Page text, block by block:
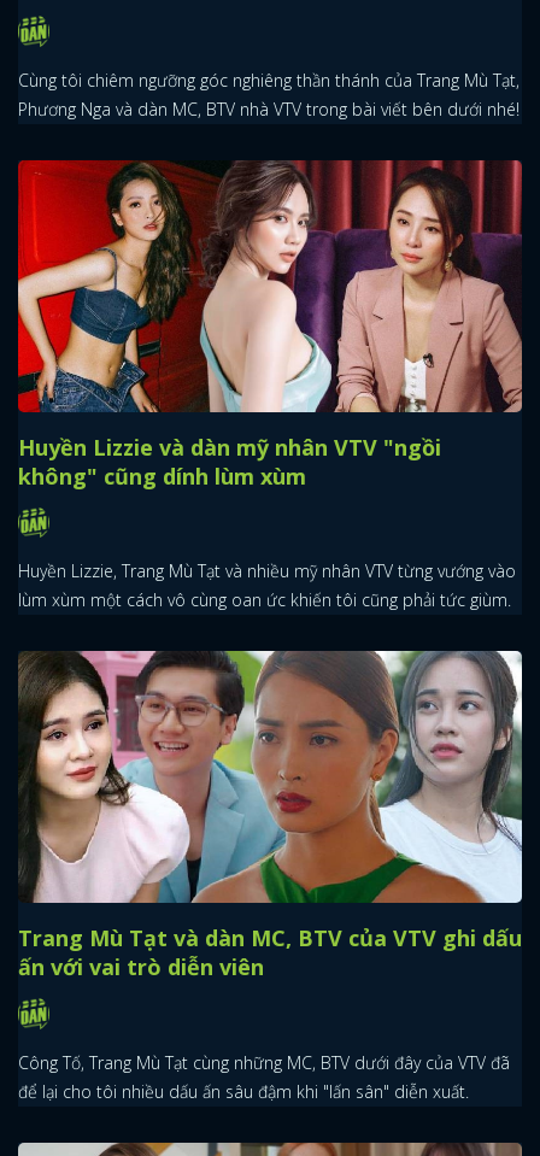
Cùng tôi chiêm ngưỡng góc nghiêng thần thánh của Trang Mù Tạt,
Phương Nga và dàn MC, BTV nhà VTV trong bài viết bên dưới nhé!
Huyền Lizzie và dàn mỹ nhân VTV "ngồi
không" cũng dính lùm xùm
Huyền Lizzie, Trang Mù Tạt và nhiều mỹ nhân VTV từng vướng vào
lùm xùm một cách vô cùng oan ức khiến tôi cũng phải tức giùm.
Trang Mù Tạt và dàn MC, BTV của VTV ghi dấu
ấn với vai trò diễn viên
Công Tố, Trang Mù Tạt cùng những MC, BTV dưới đây của VTV đã
để lại cho tôi nhiều dấu ấn sâu đậm khi "lấn sân" diễn xuất.